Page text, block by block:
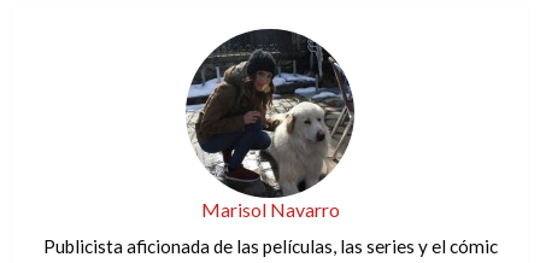
Marisol Navarro
Publicista aficionada de las películas, las series y el cómic